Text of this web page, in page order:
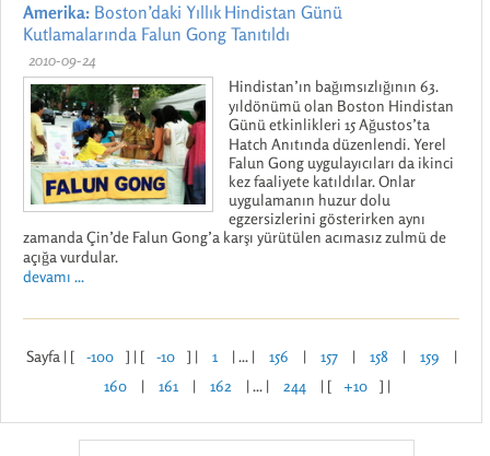
Amerika: Boston’daki Yıllık Hindistan Günü
Kutlamalarında Falun Gong Tanıtıldı
2010-09-24
Hindistan’ın bağımsızlığının 63.
yıldönümü olan Boston Hindistan
Günü etkinlikleri 15 Ağustos’ta
Hatch Anıtında düzenlendi. Yerel
Falun Gong uygulayıcıları da ikinci
kez faaliyete katıldılar. Onlar
uygulamanın huzur dolu
egzersizlerini gösterirken aynı
zamanda Çin’de Falun Gong’a karşı yürütülen acımasız zulmü de
açığa vurdular.
devamı ...
Sayfa | [ -100 ] | [ -10 ] | 1 | ... | 156 | 157 | 158 | 159
|
160
| 161 | 162 | ... | 244 | [ +10 ] |